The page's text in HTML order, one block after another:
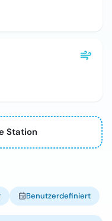
Station
Benutzerdefiniert